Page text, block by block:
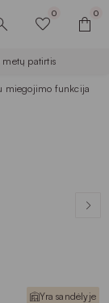
0 0
patirtis
miegojimo funkcija
Yra sandėlyje